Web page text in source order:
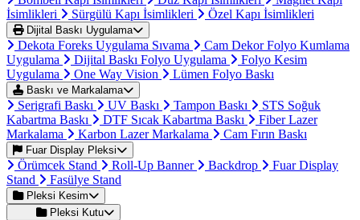
İsimlikleri
Sürgülü Kapı İsimlikleri Özel Kapı İsimlikleri
Dijital Baskı Uygulama
Dekota Foreks Uygulama Sıvama
Cam Dekor Folyo Kumlama
Uygulama
Dijital Baskı Folyo Uygulama
Folyo Kesim
Uygulama
One Way Vision Lümen Folyo Baskı
Baskı ve Markalama
Serigrafi Baskı UV Baskı Tampon Baskı
STS Soğuk
Kabartma Baskı
DTF Sıcak Kabartma Baskı
Fiber Lazer
Markalama
Karbon Lazer Markalama Cam Fırın Baskı
Fuar Display Pleksi
Örümcek Stand Roll-Up Banner Backdrop
Fuar Display
Stand
Fasülye Stand
Pleksi Kesim
Pleksi Kutu